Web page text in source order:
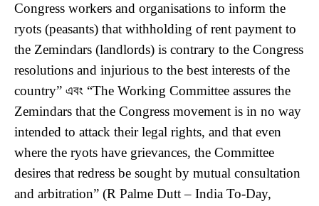
Congress workers and organisations to inform the
ryots (peasants) that withholding of rent payment to
the Zemindars (landlords) is contrary to the Congress
resolutions and injurious to the best interests of the
country” এবং “The Working Committee assures the
Zemindars that the Congress movement is in no way
intended to attack their legal rights, and that even
where the ryots have grievances, the Committee
desires that redress be sought by mutual consultation
and arbitration” (R Palme Dutt – India To-Day,